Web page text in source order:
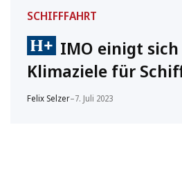
SCHIFFFAHRT
IMO einigt
Klimaziele für
Felix Selzer–7. Juli 2023